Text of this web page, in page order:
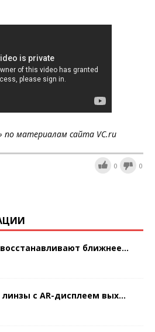
по материалам сайта VC.ru
0 0
ближнее...
с AR-дисплеем вых...